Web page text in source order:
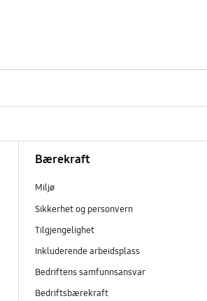
Bærekraft
Miljø
Sikkerhet og personvern
Tilgjengelighet
Inkluderende arbeidsplass
Bedriftens samfunnsansvar
Bedriftsbærekraft